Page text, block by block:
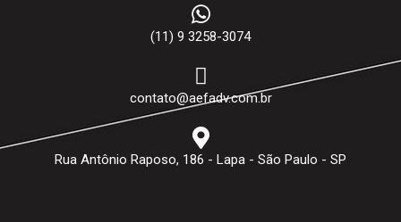
(11) 9 3258-3074
contato@aefadv.com.br
Rua Antônio Raposo, 186 - Lapa - São Paulo - SP